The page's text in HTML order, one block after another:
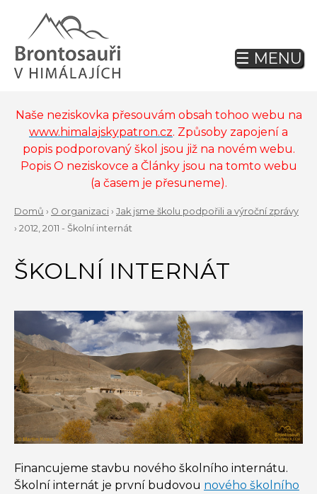
navigation
Naše neziskovka přesouvám obsah tohoo webu na
www.himalajskypatron.cz. Způsoby zapojení a
popis podporovaný škol jsou již na novém webu.
Popis O neziskovce a Články jsou na tomto webu
(a časem je přesuneme).
YOU
ARE
HERE
Domů › O organizaci › Jak jsme školu podpořili a výroční zprávy
› 2012, 2011 - Školní internát
to
top
ŠKOLNÍ INTERNÁT
Financujeme stavbu nového školního internátu.
Školní internát je první budovou nového školního
Back
to
☰ MENU